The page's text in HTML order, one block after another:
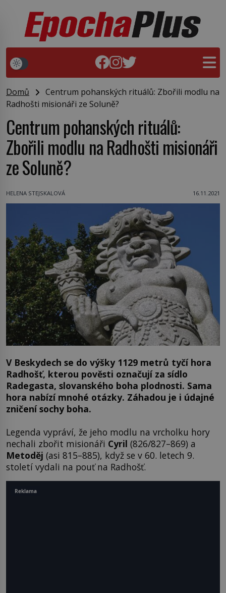
Domů
Centrum pohanských rituálů: Zbořili modlu na
Radhošti misionáři ze Soluně?
Centrum pohanských rituálů:
Zbořili modlu na Radhošti misionáři
ze Soluně?
HELENA STEJSKALOVÁ 16.11.2021
V Beskydech se do výšky 1129 metrů tyčí hora
Radhošť, kterou pověsti označují za sídlo
Radegasta, slovanského boha plodnosti. Sama
hora nabízí mnohé otázky. Záhadou je i údajné
zničení sochy boha.
Legenda vypráví, že jeho modlu na vrcholku hory
nechali zbořit misionáři Cyril (826/827–869) a
Metoděj (asi 815–885), když se v 60. letech 9.
století vydali na pouť na Radhošť.
Reklama